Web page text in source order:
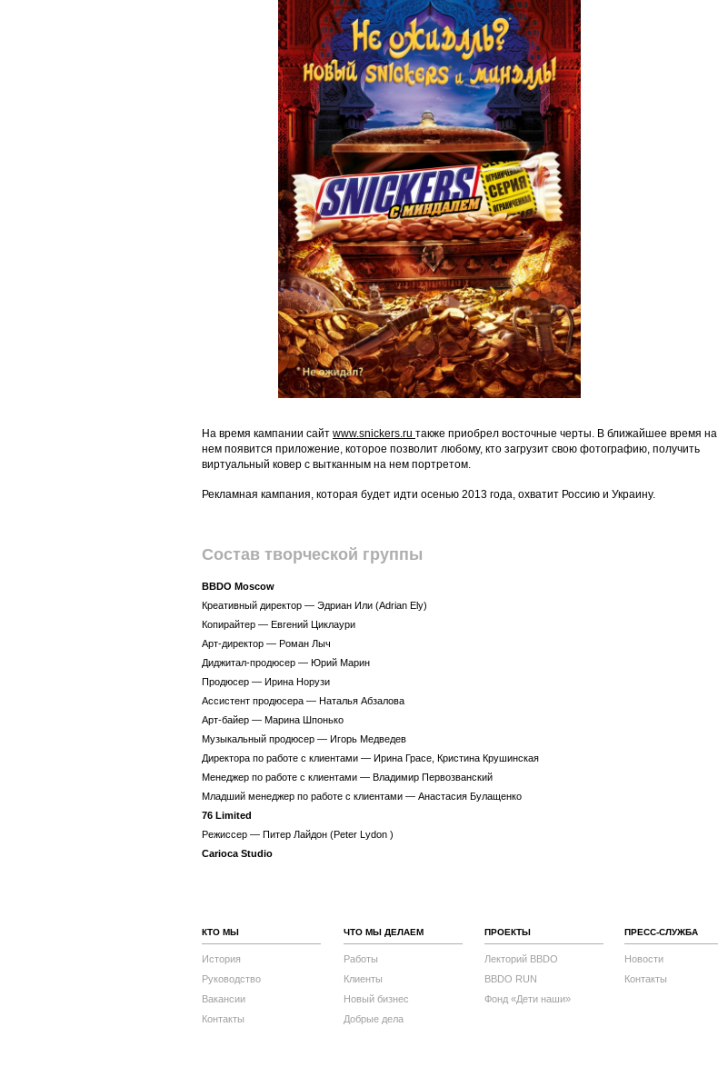
На время кампании сайт www.snickers.ru также приобрел восточные черты. В ближайшее время на
нем появится приложение, которое позволит любому, кто загрузит свою фотографию, получить
виртуальный ковер с вытканным на нем портретом.
Рекламная кампания, которая будет идти осенью 2013 года, охватит Россию и Украину.
Состав творческой группы
BBDO Moscow
Креативный директор — Эдриан Или (Adrian Ely)
Копирайтер — Евгений Циклаури
Арт-директор — Роман Лыч
Диджитал-продюсер — Юрий Марин
Продюсер — Ирина Норузи
Ассистент продюсера — Наталья Абзалова
Арт-байер — Марина Шпонько
Музыкальный продюсер — Игорь Медведев
Директора по работе с клиентами — Ирина Грасе, Кристина Крушинская
Менеджер по работе с клиентами — Владимир Первозванский
Младший менеджер по работе с клиентами — Анастасия Булащенко
76 Limited
Режиссер — Питер Лайдон (Peter Lydon )
Carioca Studio
КТО МЫ
История
Руководство
Вакансии
Контакты
ЧТО МЫ ДЕЛАЕМ
Работы
Клиенты
Новый бизнес
Добрые дела
ПРОЕКТЫ
Лекторий BBDO
BBDO RUN
Фонд «Дети наши»
ПРЕСС-СЛУЖБА
Новости
Контакты